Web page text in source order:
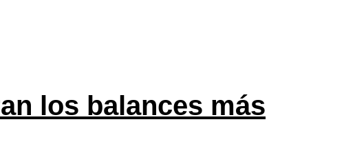
los balances más